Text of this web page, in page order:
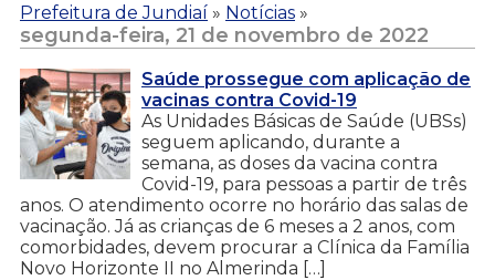
Prefeitura de Jundiaí » Notícias »
segunda-feira, 21 de novembro de 2022
Saúde prossegue com aplicação de
vacinas contra Covid-19
As Unidades Básicas de Saúde (UBSs)
seguem aplicando, durante a
semana, as doses da vacina contra
Covid-19, para pessoas a partir de três
anos. O atendimento ocorre no horário das salas de
vacinação. Já as crianças de 6 meses a 2 anos, com
comorbidades, devem procurar a Clínica da Família
Novo Horizonte II no Almerinda […]